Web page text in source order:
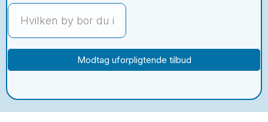
Modtag uforpligtende tilbud